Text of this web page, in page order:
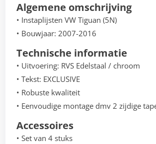
Algemene omschrijving
• Instaplijsten VW Tiguan (5N)
• Bouwjaar: 2007-2016
Technische informatie
• Uitvoering: RVS Edelstaal / chroom
• Tekst: EXCLUSIVE
• Robuste kwaliteit
• Eenvoudige montage dmv 2 zijdige
Accessoires
• Set van 4 stuks